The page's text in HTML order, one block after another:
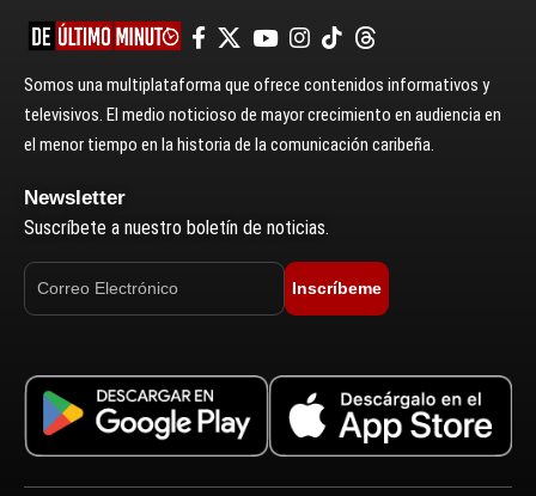
Somos una multiplataforma que ofrece contenidos informativos y
televisivos. El medio noticioso de mayor crecimiento en audiencia en
el menor tiempo en la historia de la comunicación caribeña.
Newsletter
Suscríbete a nuestro boletín de noticias.
Inscríbeme